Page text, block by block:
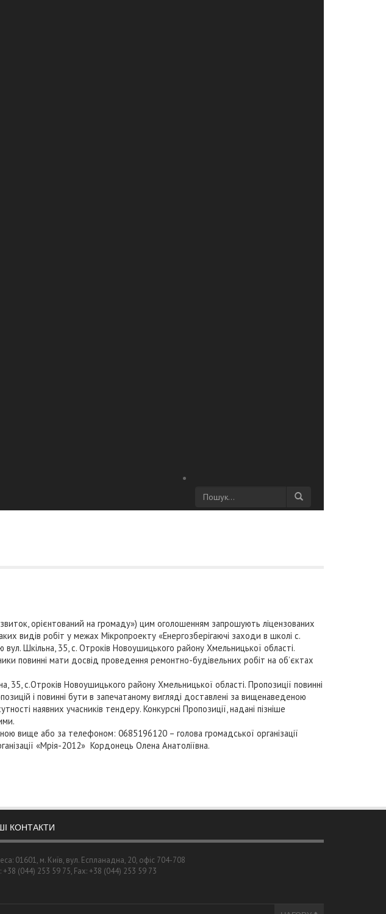
орієнтований на громаду») цим оголошенням запрошують ліцензованих
видів робіт у межах Мікропроекту «Енергозберігаючі заходи в школі с.
Шкільна, 35, с. Отроків Новоушицького району Хмельницької області.
повинні мати досвід проведення ремонтно-будівельних робіт на об’єктах
с.Отроків Новоушицького району Хмельницької області. Пропозиції повинні
і повинні бути в запечатаному вигляді доставлені за вищенаведеною
наявних учасників тендеру. Конкурсні Пропозиції, надані пізніше
вище або за телефоном: 0685196120 – голова громадської організації
«Мрія-2012» Кордонець Олена Анатоліївна.
КОНТАКТИ
01601, м. Київ, вул. Еспланадна, 20, офіс 704-708
+38 (044) 253 59 75, Fax: +38 (044) 253 59 73